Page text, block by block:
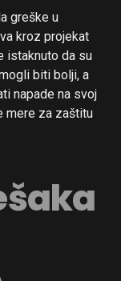
greške u
kroz projekat
istaknuto da su
biti bolji, a
napade na svoj
mere za zaštitu